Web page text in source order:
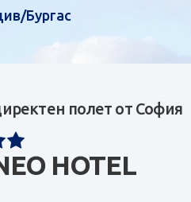
Бургас
полет от София
HOTEL